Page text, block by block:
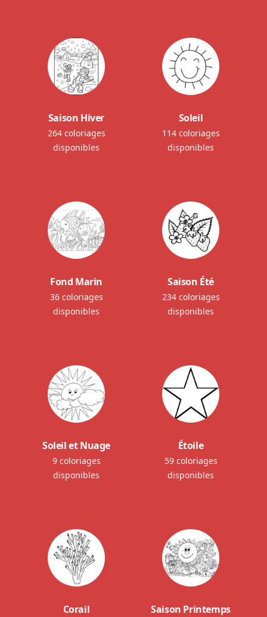
Saison Hiver
264 coloriages
disponibles
Soleil
114 coloriages
disponibles
Fond Marin
36 coloriages
disponibles
Saison Été
234 coloriages
disponibles
Soleil et Nuage
9 coloriages
disponibles
Étoile
59 coloriages
disponibles
Corail Saison Printemps